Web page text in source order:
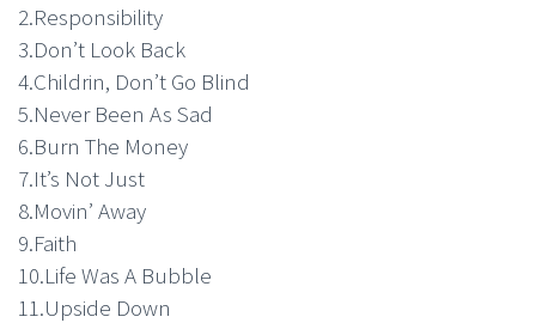
2.Responsibility
3.Don’t Look Back
4.Childrin, Don’t Go Blind
5.Never Been As Sad
6.Burn The Money
7.It’s Not Just
8.Movin’ Away
9.Faith
10.Life Was A Bubble
11.Upside Down